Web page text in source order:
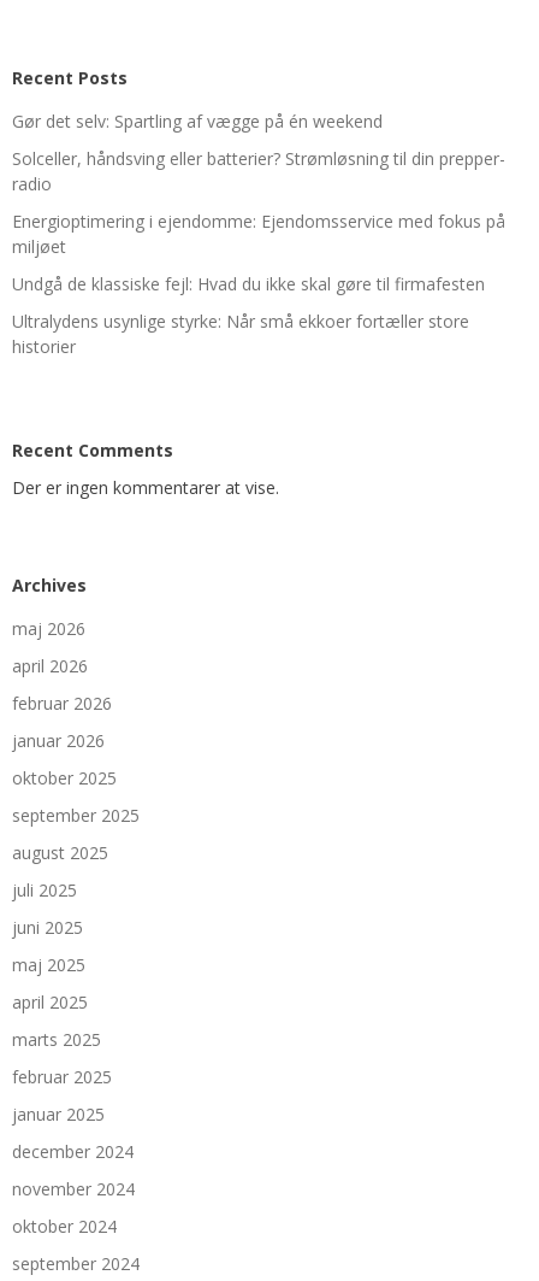
Recent Posts
Gør det selv: Spartling af vægge på én weekend
Solceller, håndsving eller batterier? Strømløsning til din prepper-
radio
Energioptimering i ejendomme: Ejendomsservice med fokus på
miljøet
Undgå de klassiske fejl: Hvad du ikke skal gøre til firmafesten
Ultralydens usynlige styrke: Når små ekkoer fortæller store
historier
Recent Comments
Der er ingen kommentarer at vise.
Archives
maj 2026
april 2026
februar 2026
januar 2026
oktober 2025
september 2025
august 2025
juli 2025
juni 2025
maj 2025
april 2025
marts 2025
februar 2025
januar 2025
december 2024
november 2024
oktober 2024
september 2024